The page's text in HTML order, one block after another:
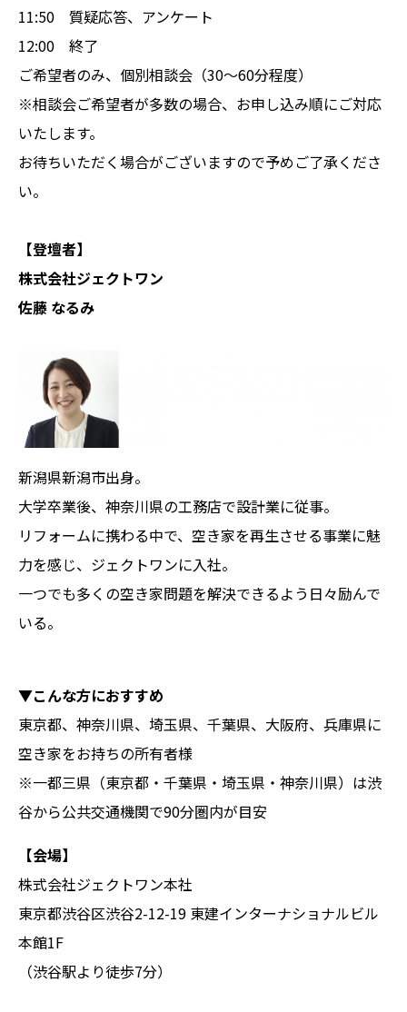
11:50 質疑応答、アンケート
12:00 終了
ご希望者のみ、個別相談会（30～60分程度）
※相談会ご希望者が多数の場合、お申し込み順にご対応
いたします。
お待ちいただく場合がございますので予めご了承くださ
い。
【登壇者】
株式会社ジェクトワン
佐藤 なるみ
新潟県新潟市出身。
大学卒業後、神奈川県の工務店で設計業に従事。
リフォームに携わる中で、空き家を再生させる事業に魅
力を感じ、ジェクトワンに入社。
一つでも多くの空き家問題を解決できるよう日々励んで
いる。
▼こんな方におすすめ
東京都、神奈川県、埼玉県、千葉県、大阪府、兵庫県に
空き家をお持ちの所有者様
※一都三県（東京都・千葉県・埼玉県・神奈川県）は渋
谷から公共交通機関で90分圏内が目安
【会場】
株式会社ジェクトワン本社
東京都渋谷区渋谷2-12-19 東建インターナショナルビル
本館1F
（渋谷駅より徒歩7分）